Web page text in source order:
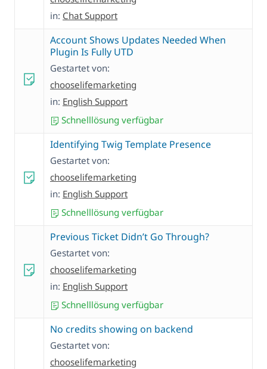
in: Chat Support
Account Shows Updates Needed When
Plugin Is Fully UTD
Gestartet von:
chooselifemarketing
in: English Support
Schnelllösung verfügbar
Identifying Twig Template Presence
Gestartet von:
chooselifemarketing
in: English Support
Schnelllösung verfügbar
Previous Ticket Didn’t Go Through?
Gestartet von:
chooselifemarketing
in: English Support
Schnelllösung verfügbar
No credits showing on backend
Gestartet von:
chooselifemarketing